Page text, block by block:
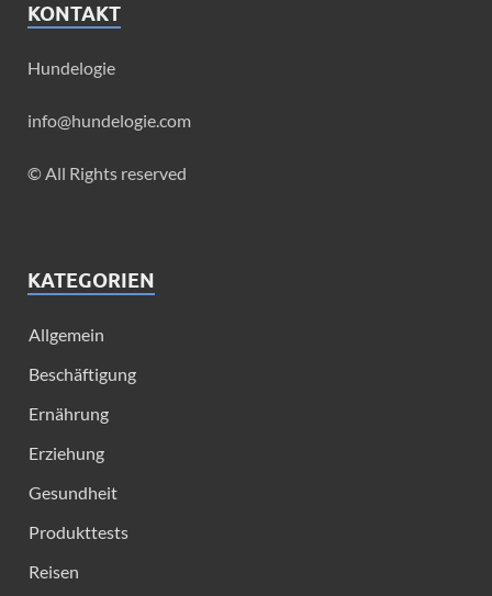
KONTAKT
Hundelogie
info@hundelogie.com
© All Rights reserved
KATEGORIEN
Allgemein
Beschäftigung
Ernährung
Erziehung
Gesundheit
Produkttests
Reisen